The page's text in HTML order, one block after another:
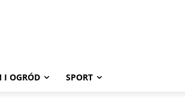
I OGRÓD SPORT